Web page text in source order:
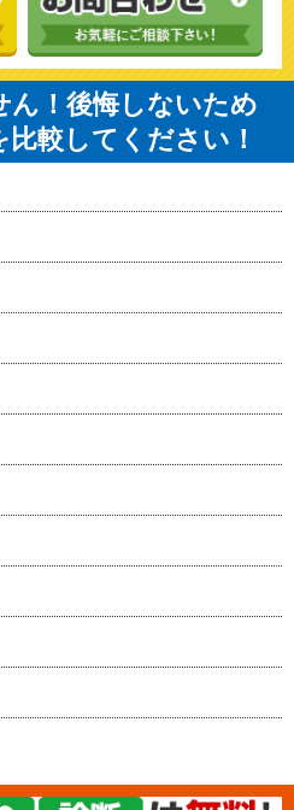
ん！後悔しないため
較してください！